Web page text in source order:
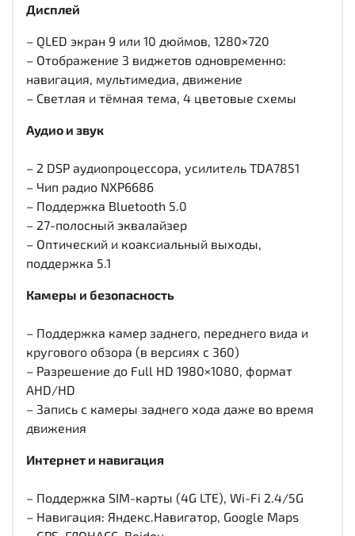
Дисплей
– QLED экран 9 или 10 дюймов, 1280×720
– Отображение 3 виджетов одновременно:
навигация, мультимедиа, движение
– Светлая и тёмная тема, 4 цветовые схемы
Аудио и звук
– 2 DSP аудиопроцессора, усилитель TDA7851
– Чип радио NXP6686
– Поддержка Bluetooth 5.0
– 27-полосный эквалайзер
– Оптический и коаксиальный выходы,
поддержка 5.1
Камеры и безопасность
– Поддержка камер заднего, переднего вида и
кругового обзора (в версиях с 360)
– Разрешение до Full HD 1980×1080, формат
AHD/HD
– Запись с камеры заднего хода даже во время
движения
Интернет и навигация
– Поддержка SIM-карты (4G LTE), Wi-Fi 2.4/5G
– Навигация: Яндекс.Навигатор, Google Maps